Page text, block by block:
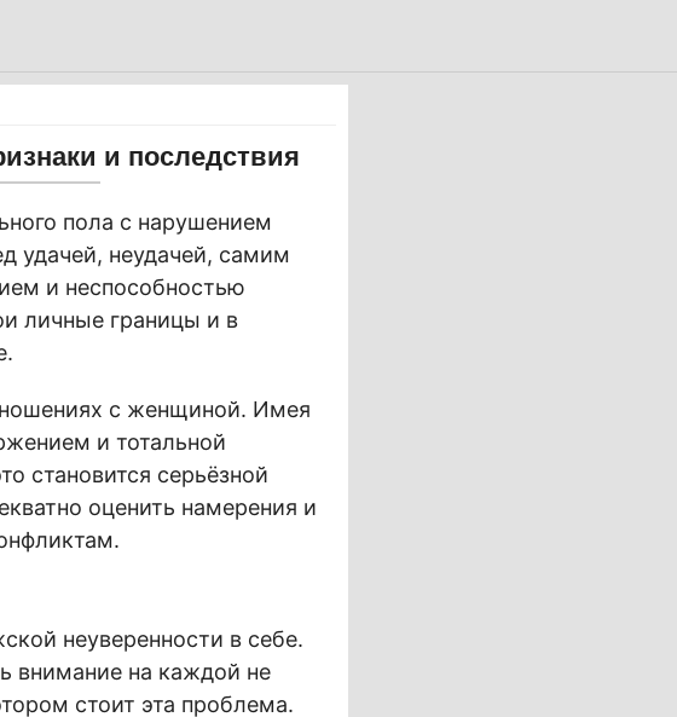
и последствия
пола с нарушением
удачей, неудачей, самим
и неспособностью
личные границы и в
с женщиной. Имея
и тотальной
становится серьёзной
оценить намерения и
неуверенности в себе.
внимание на каждой не
стоит эта проблема.